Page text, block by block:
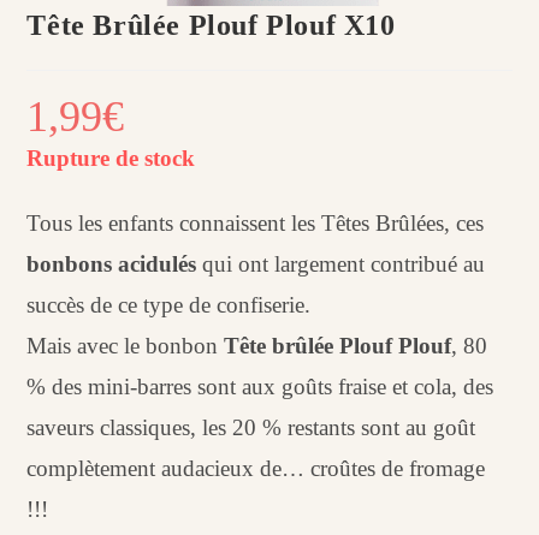
Tête Brûlée Plouf Plouf X10
1,99€
Rupture de stock
Tous les enfants connaissent les Têtes Brûlées, ces
bonbons acidulés qui ont largement contribué au
succès de ce type de confiserie.
Mais avec le bonbonTête brûlée Plouf Plouf, 80
% des mini-barres sont aux goûts fraise et cola, des
saveurs classiques, les 20 % restants sont au goût
complètement audacieux de… croûtes de fromage
!!!